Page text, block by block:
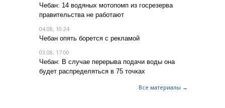
Чебан: 14 водяных мотопомп из госрезерва
правительства не работают
04.08, 10:24
Чебан опять борется с рекламой
03.08, 17:00
Чебан: В случае перерыва подачи воды она
будет распределяться в 75 точках
Все материалы →